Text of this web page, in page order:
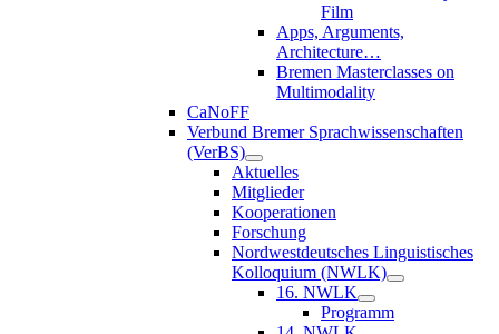
Film
Apps, Arguments,
Architecture…
Bremen Masterclasses on
Multimodality
CaNoFF
Verbund Bremer Sprachwissenschaften
(VerBS)
Aktuelles
Mitglieder
Kooperationen
Forschung
Nordwestdeutsches Linguistisches
Kolloquium (NWLK)
16. NWLK
Programm